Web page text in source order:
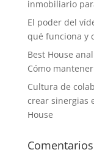
inmobiliario
El poder del
qué funciona y
Best House
Cómo
Cultura de
crear sinergias
House